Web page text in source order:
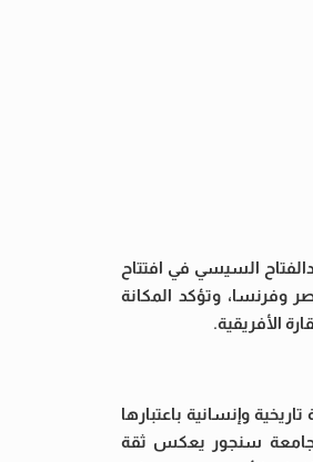
السيسي في افتتاح
وفرنسا، وتؤكد المكانة
الأفريقية.
وإنسانية باعتبارها
جامعة سنجور يعكس ثقة